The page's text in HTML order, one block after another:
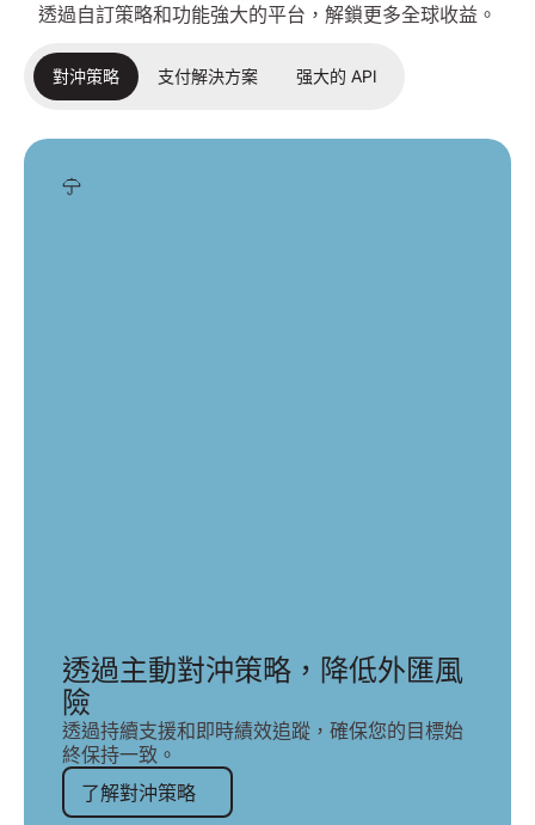
透過自訂策略和功能強大的平台，解鎖更多全球收益。
對沖策略 支付解決方案 强大的 API
透過主動對沖策略，降低外匯風
險
透過持續支援和即時績效追蹤，確保您的目標始
終保持一致。
了解對沖策略
了解對沖策略